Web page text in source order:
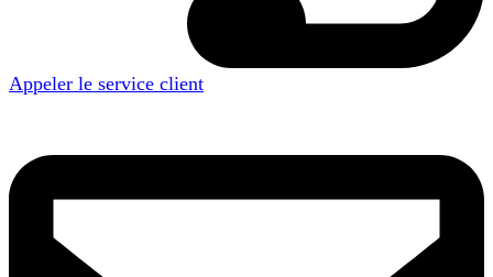
Appeler le service client